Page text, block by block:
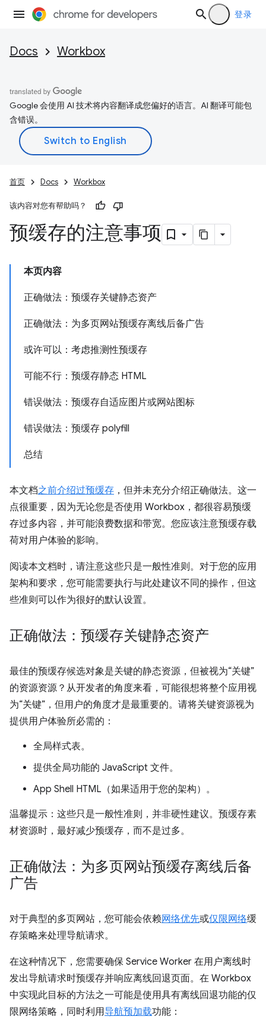
登录
Docs Workbox
Google 会使用 AI 技术将内容翻译成您偏好的语言。AI 翻译可能包
含错误。
首页 Docs Workbox
该内容对您有帮助吗？
预缓存的注意事项
本页内容
正确做法：预缓存关键静态资产
正确做法：为多页网站预缓存离线后备广告
或许可以：考虑推测性预缓存
可能不行：预缓存静态 HTML
错误做法：预缓存自适应图片或网站图标
错误做法：预缓存 polyfill
总结
本文档之前介绍过预缓存 ，但并未充分介绍正确做法。这一
点很重要，因为无论您是否使用 Workbox，都很容易预缓
存过多内容，并可能浪费数据和带宽。您应该注意预缓存载
荷对用户体验的影响。
阅读本文档时，请注意这些只是一般性准则。对于您的应用
架构和要求，您可能需要执行与此处建议不同的操作，但这
些准则可以作为很好的默认设置。
正确做法：预缓存关键静态资产
最佳的预缓存候选对象是关键的静态资源，但被视为“关键”
的资源资源？从开发者的角度来看，可能很想将整个应用视
为“关键”，但用户的角度才是最重要的。请将关键资源视为
提供用户体验所必需的：
全局样式表。
提供全局功能的 JavaScript 文件。
App Shell HTML（如果适用于您的架构）。
温馨提示：这些只是一般性准则，并非硬性建议。预缓存素
材资源时，最好减少预缓存，而不是过多。
正确做法：为多页网站预缓存离线后备
广告
对于典型的多页网站，您可能会依赖网络优先或仅限网络缓
存策略来处理导航请求。
在这种情况下，您需要确保 Service Worker 在用户离线时
发出导航请求时预缓存并响应离线回退页面。在 Workbox
中实现此目标的方法之一可能是使用具有离线回退功能的仅
限网络策略，同时利用导航预加载功能：